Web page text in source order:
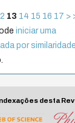
13 14 15 16 17 >
iniciar uma
por similaridade
desta